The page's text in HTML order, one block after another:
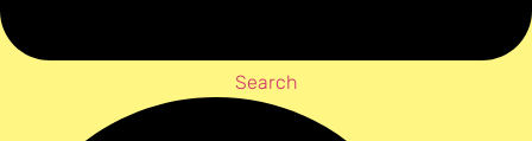
Search